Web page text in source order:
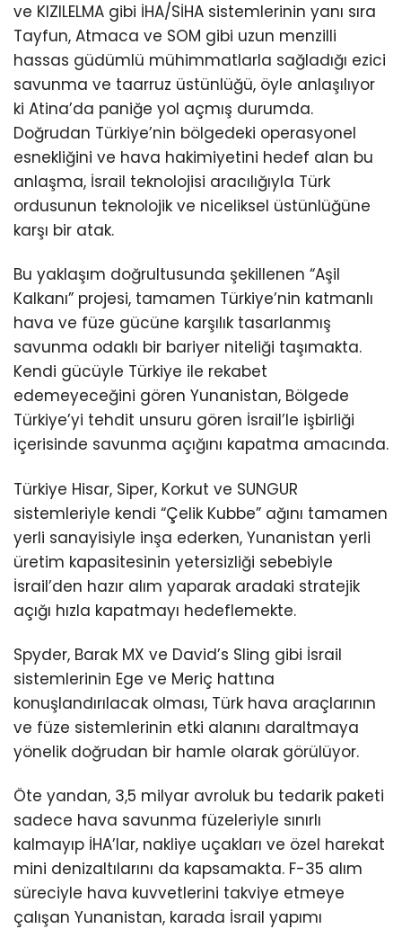
ve KIZILELMA gibi İHA/SİHA sistemlerinin yanı sıra
Tayfun, Atmaca ve SOM gibi uzun menzilli
hassas güdümlü mühimmatlarla sağladığı ezici
savunma ve taarruz üstünlüğü, öyle anlaşılıyor
ki Atina’da paniğe yol açmış durumda.
Doğrudan Türkiye’nin bölgedeki operasyonel
esnekliğini ve hava hakimiyetini hedef alan bu
anlaşma, İsrail teknolojisi aracılığıyla Türk
ordusunun teknolojik ve niceliksel üstünlüğüne
karşı bir atak.
Bu yaklaşım doğrultusunda şekillenen “Aşil
Kalkanı” projesi, tamamen Türkiye’nin katmanlı
hava ve füze gücüne karşılık tasarlanmış
savunma odaklı bir bariyer niteliği taşımakta.
Kendi gücüyle Türkiye ile rekabet
edemeyeceğini gören Yunanistan, Bölgede
Türkiye’yi tehdit unsuru gören İsrail’le işbirliği
içerisinde savunma açığını kapatma amacında.
Türkiye Hisar, Siper, Korkut ve SUNGUR
sistemleriyle kendi “Çelik Kubbe” ağını tamamen
yerli sanayisiyle inşa ederken, Yunanistan yerli
üretim kapasitesinin yetersizliği sebebiyle
İsrail’den hazır alım yaparak aradaki stratejik
açığı hızla kapatmayı hedeflemekte.
Spyder, Barak MX ve David’s Sling gibi İsrail
sistemlerinin Ege ve Meriç hattına
konuşlandırılacak olması, Türk hava araçlarının
ve füze sistemlerinin etki alanını daraltmaya
yönelik doğrudan bir hamle olarak görülüyor.
Öte yandan, 3,5 milyar avroluk bu tedarik paketi
sadece hava savunma füzeleriyle sınırlı
kalmayıp İHA’lar, nakliye uçakları ve özel harekat
mini denizaltılarını da kapsamakta. F-35 alım
süreciyle hava kuvvetlerini takviye etmeye
çalışan Yunanistan, karada İsrail yapımı